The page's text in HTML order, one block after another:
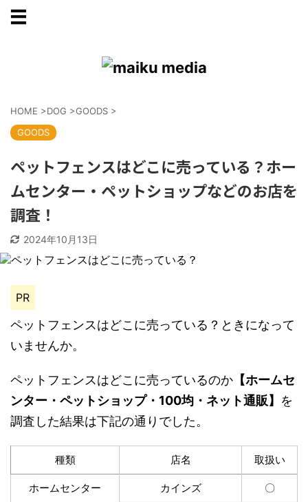
HOME >DOG >GOODS >
GOODS
ペットフェンスはどこに売っている？ホー
ムセンター・ペットショップなどのお店を
調査！
2024年10月13日
PR
ペットフェンスはどこに売っている？ときになって
いませんか。
ペットフェンスはどこに売っているのか 【ホームセ
ンター・ペットショップ・100均・ネット通販】 を
調査した結果は下記の通りでした。
種類 店名 取扱い
ホームセンター カインズ 〇